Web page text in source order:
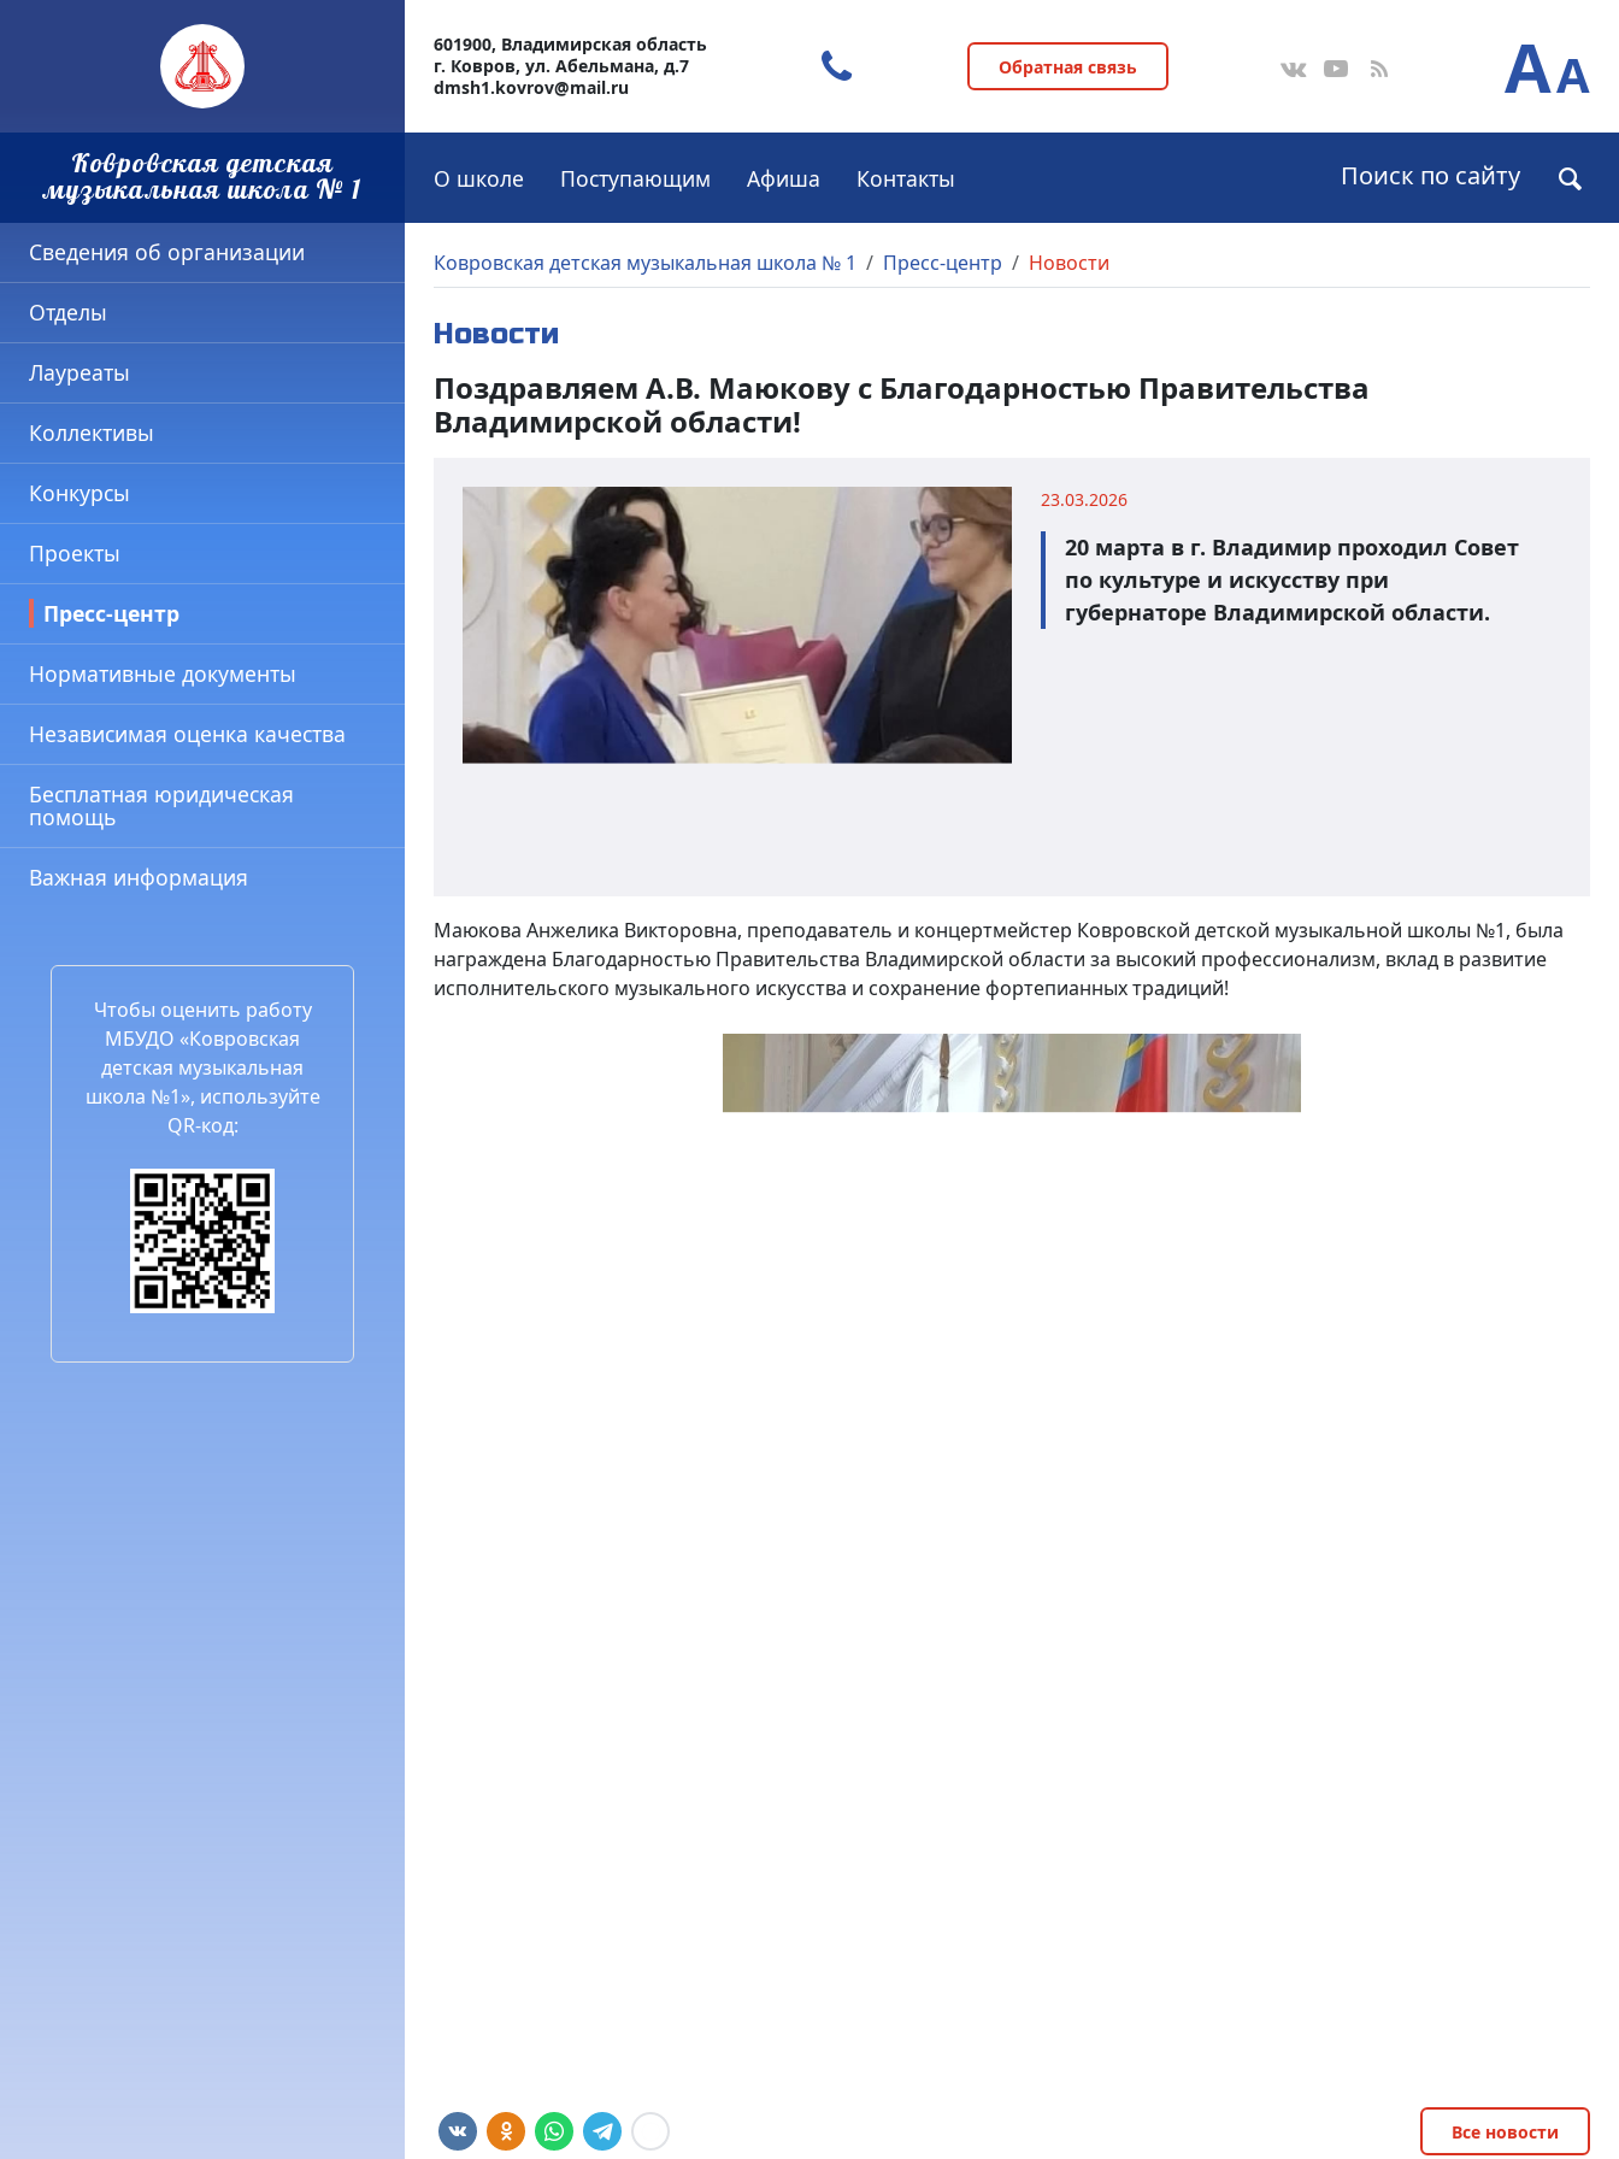
Сведения об организации
Отделы
Лауреаты
Коллективы
Конкурсы
Проекты
Пресс-центр
Нормативные документы
Независимая оценка качества
Бесплатная юридическая
помощь
Важная информация
Чтобы оценить работу
МБУДО «Ковровская
детская музыкальная
школа №1», используйте
QR-код:
601900, Владимирская область
г. Ковров, ул. Абельмана, д.7
dmsh1.kovrov@mail.ru
Обратная связь АA
Ковровская детская
музыкальная школа № 1 О школе Поступающим Афиша Контакты Поиск по сайту
Ковровская детская музыкальная школа № 1 Пресс-центр Новости
Новости
Поздравляем А.В. Маюкову с Благодарностью Правительства
Владимирской области!
23.03.2026
20 марта в г. Владимир проходил Совет
по культуре и искусству при
губернаторе Владимирской области.
Маюкова Анжелика Викторовна, преподаватель и концертмейстер Ковровской детской музыкальной школы №1, была
награждена Благодарностью Правительства Владимирской области за высокий профессионализм, вклад в развитие
исполнительского музыкального искусства и сохранение фортепианных традиций!
Все новости